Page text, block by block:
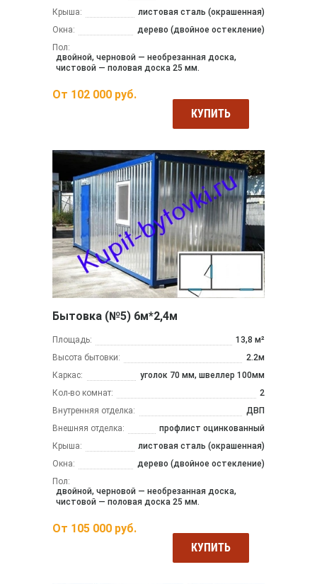
Крыша:
листовая сталь (окрашенная)
Окна:
дерево (двойное остекление)
Пол:
двойной, черновой — необрезанная доска,
чистовой — половая доска 25 мм.
От 102 000 руб.
КУПИТЬ
Бытовка (№5) 6м*2,4м
Площадь:
13,8 м²
Высота бытовки:
2.2м
Каркас:
уголок 70 мм, швеллер 100мм
Кол-во комнат:
2
Внутренняя отделка:
ДВП
Внешняя отделка:
профлист оцинкованный
Крыша:
листовая сталь (окрашенная)
Окна:
дерево (двойное остекление)
Пол:
двойной, черновой — необрезанная доска,
чистовой — половая доска 25 мм.
От 105 000 руб.
КУПИТЬ